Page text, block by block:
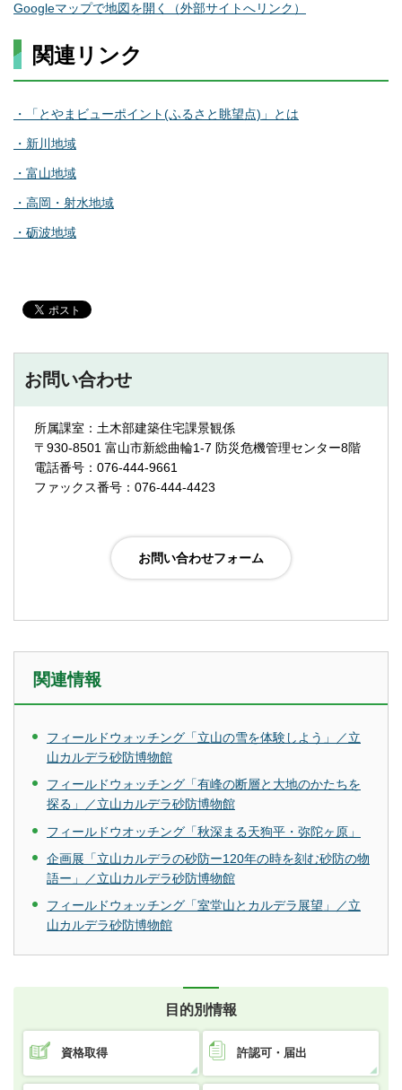
Googleマップで地図を開く（外部サイトへリンク）
関連リンク
・「とやまビューポイント(ふるさと眺望点)」とは
・新川地域
・富山地域
・高岡・射水地域
・砺波地域
お問い合わせ
所属課室：土木部建築住宅課景観係
〒930-8501 富山市新総曲輪1-7 防災危機管理センター8階
電話番号：076-444-9661
ファックス番号：076-444-4423
関連情報
フィールドウォッチング「立山の雪を体験しよう」／立
山カルデラ砂防博物館
フィールドウォッチング「有峰の断層と大地のかたちを
探る」／立山カルデラ砂防博物館
フィールドウオッチング「秋深まる天狗平・弥陀ヶ原」
企画展「立山カルデラの砂防ー120年の時を刻む砂防の物
語ー」／立山カルデラ砂防博物館
フィールドウォッチング「室堂山とカルデラ展望」／立
山カルデラ砂防博物館
目的別情報
資格取得 許認可・届出